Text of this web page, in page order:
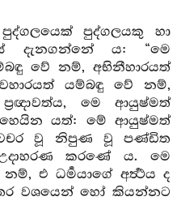
පුද්ගලයකු හා
දැනගන්නේ ය: “මෙ
වේ නම්, අභිනීහාරයත්
යම්බඳු වේ නම්,
මෙ ආයුෂ්මත්
හෙයින යත්: මේ ආයුෂ්මත්
වූ නිපුණ වූ පණ්ඩිත
උදාහරණ කරණේ ය. මෙ
එ ධර්‍මයාගේ අර්‍ත්‍ථය ද
වශයෙන් හෝ කියන්නට